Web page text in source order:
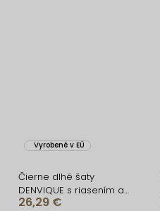
Vyrobené v EÚ
Čierne dlhé šaty
DENVIQUE s riasením a
rázporkom
26,29 €